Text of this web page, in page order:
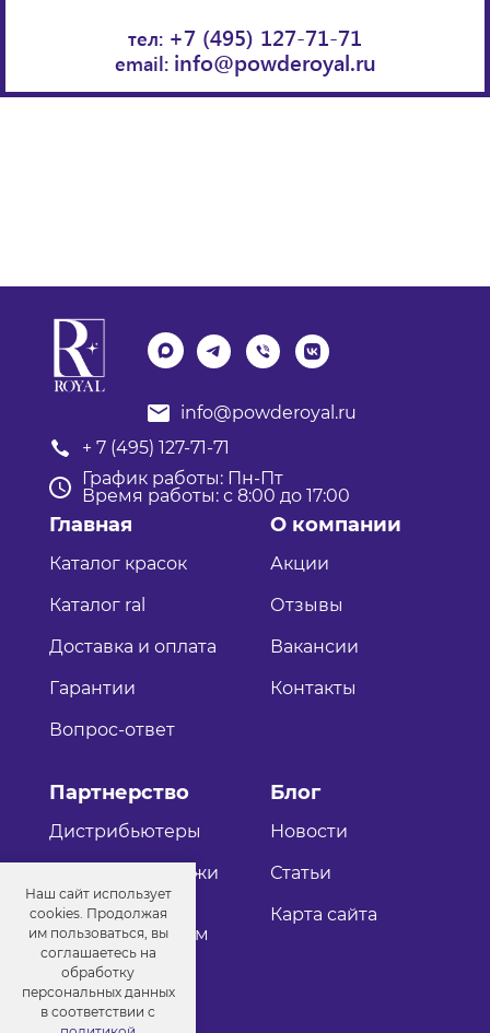
тел: +7 (495) 127-71-71
email: info@powderoyal.ru
info@powderoyal.ru
+ 7 (495) 127-71-71
График работы: Пн-Пт
Время работы: с 8:00 до 17:00
Главная
Каталог красок
Каталог ral
Доставка и оплата
Гарантии
Вопрос-ответ
О компании
Акции
Отзывы
Вакансии
Контакты
Партнерство
Дистрибьютеры
Оптовые продажи
Как стать
дистрибьютером
Блог
Новости
Статьи
Карта сайта
Наш сайт использует
cookies. Продолжая
им пользоваться, вы
соглашаетесь на
обработку
персональных данных
в соответствии с